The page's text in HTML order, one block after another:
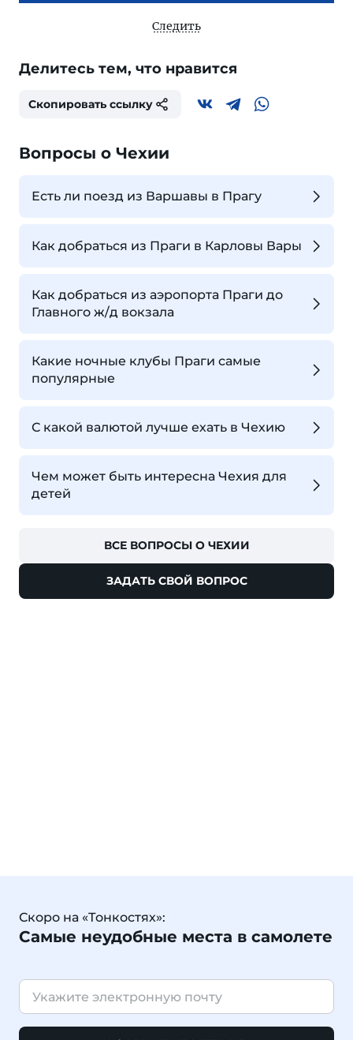
Следить
Делитесь тем, что нравится
Скопировать ссылку
Вопросы о Чехии
Есть ли поезд из Варшавы в Прагу
Как добраться из Праги в Карловы Вары
Как добраться из аэропорта Праги до
Главного ж/д вокзала
Какие ночные клубы Праги самые
популярные
С какой валютой лучше ехать в Чехию
Чем может быть интересна Чехия для
детей
ВСЕ ВОПРОСЫ О ЧЕХИИ
ЗАДАТЬ СВОЙ ВОПРОС
Скоро на «Тонкостях»:
Самые неудобные места в самолете